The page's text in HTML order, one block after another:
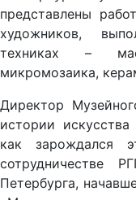
представлены
художников,
техниках –
микромозаика,
Директор
истории
как зарождался
сотрудничестве
Петербурга,